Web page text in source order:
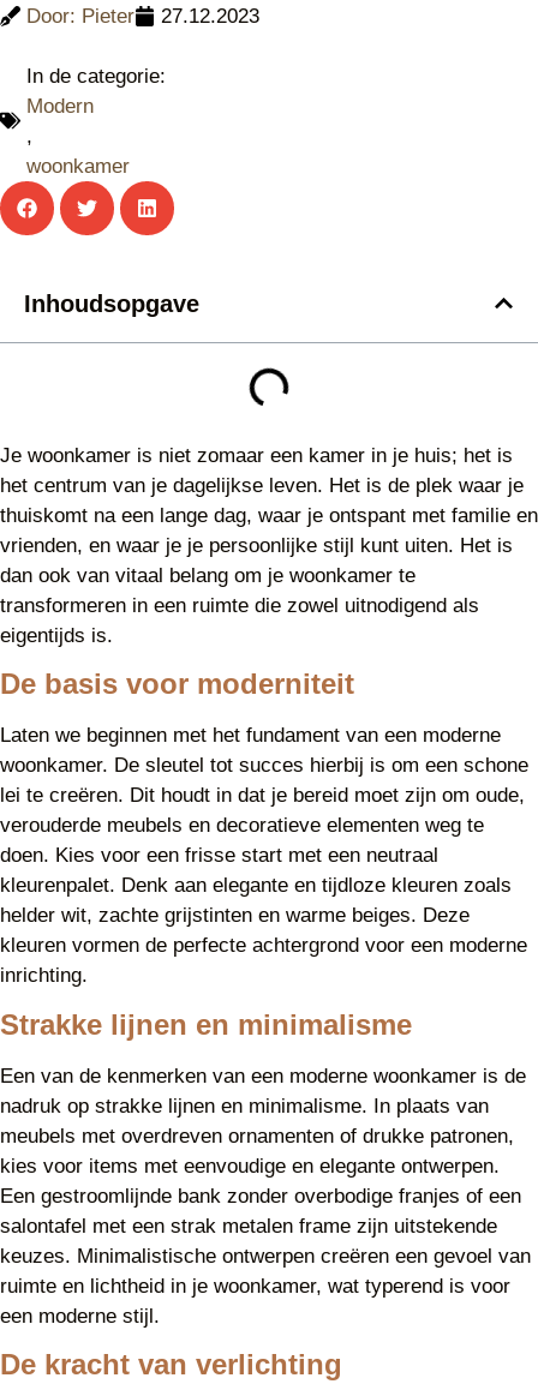
Door: Pieter 27.12.2023
In de categorie:
Modern
,
woonkamer
Inhoudsopgave
Je woonkamer is niet zomaar een kamer in je huis; het is
het centrum van je dagelijkse leven. Het is de plek waar je
thuiskomt na een lange dag, waar je ontspant met familie en
vrienden, en waar je je persoonlijke stijl kunt uiten. Het is
dan ook van vitaal belang om je woonkamer te
transformeren in een ruimte die zowel uitnodigend als
eigentijds is.
De basis voor moderniteit
Laten we beginnen met het fundament van een moderne
woonkamer. De sleutel tot succes hierbij is om een schone
lei te creëren. Dit houdt in dat je bereid moet zijn om oude,
verouderde meubels en decoratieve elementen weg te
doen. Kies voor een frisse start met een neutraal
kleurenpalet. Denk aan elegante en tijdloze kleuren zoals
helder wit, zachte grijstinten en warme beiges. Deze
kleuren vormen de perfecte achtergrond voor een moderne
inrichting.
Strakke lijnen en minimalisme
Een van de kenmerken van een moderne woonkamer is de
nadruk op strakke lijnen en minimalisme. In plaats van
meubels met overdreven ornamenten of drukke patronen,
kies voor items met eenvoudige en elegante ontwerpen.
Een gestroomlijnde bank zonder overbodige franjes of een
salontafel met een strak metalen frame zijn uitstekende
keuzes. Minimalistische ontwerpen creëren een gevoel van
ruimte en lichtheid in je woonkamer, wat typerend is voor
een moderne stijl.
De kracht van verlichting